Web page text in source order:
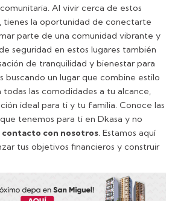
Al vivir cerca de estos
tienes la oportunidad de conectarte
parte de una comunidad vibrante y
seguridad en estos lugares también
de tranquilidad y bienestar para
buscando un lugar que combine estilo
las comodidades a tu alcance,
ideal para ti y tu familia. Conoce las
tenemos para ti en Dkasa y no
contacto con nosotros. Estamos aquí
tus objetivos financieros y construir